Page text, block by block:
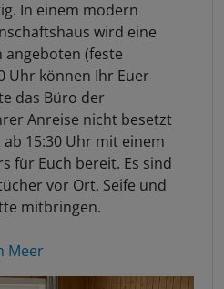
In einem modern
wird eine
angeboten (feste
Uhr können Ihr Euer
das Büro der
Anreise nicht besetzt
15:30 Uhr mit einem
für Euch bereit. Es sind
vor Ort, Seife und
mitbringen.
Meer